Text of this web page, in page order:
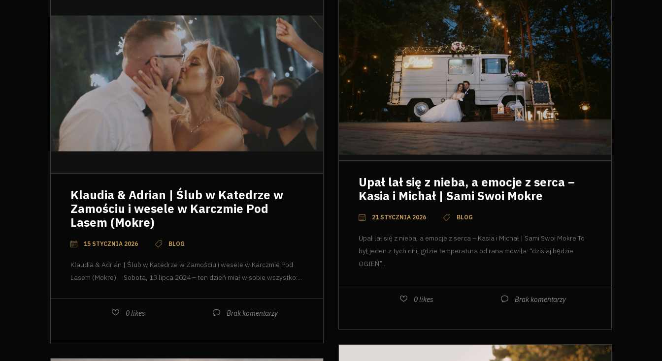
Upał lał się z nieba, a emocje z serca –
Kasia i Michał | Sami Swoi Mokre
21 STYCZNIA 2026 BLOG
Upał lał się z nieba, a emocje z serca – Kasia i Michał | Sami Swoi Mokre To
był jeden z tych dni, gdzie temperatura od rana mówiła: “dzisiaj będzie
OGIEŃ”...
0likes Brak komentarzy
Klaudia & Adrian | Ślub w Katedrze w
Zamościu i wesele w Karczmie Pod
Lasem (Mokre)
15 STYCZNIA 2026 BLOG
Klaudia & Adrian | Ślub w Katedrze w Zamościu i wesele w Karczmie Pod
Lasem (Mokre) Sobota, 13 lipca 2024 – ten dzień miał w sobie wszystko:...
0likes Brak komentarzy